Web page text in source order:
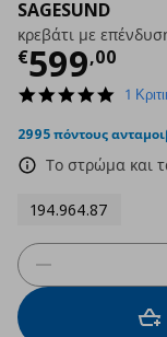
SAGESUND
κρεβάτι με
€599,00
5.0
rating
1
2995 πόντους
Το στρώμα και
194.964.87